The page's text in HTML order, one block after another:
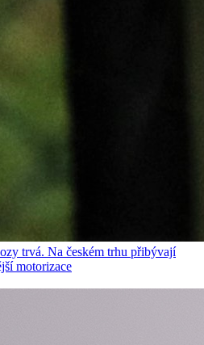
trvá. Na českém trhu přibývají
motorizace